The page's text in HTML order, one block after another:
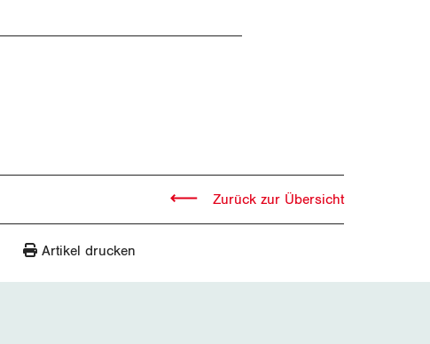
Zurück zur Übersicht
Artikel drucken